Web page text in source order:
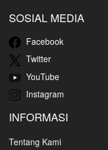
SOSIAL MEDIA
Facebook
Twitter
YouTube
Instagram
INFORMASI
Tentang Kami